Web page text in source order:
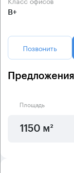
B+
Позвонить
Площадь
1150 м²